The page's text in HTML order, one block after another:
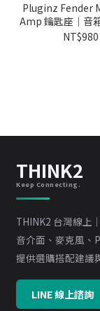
Pluginz Fender
Amp 鑰匙座｜音
座
NT$980
THINK2
Keep Connecting.
THINK2 台灣線上
音介面、麥克風、
提供選購搭配建議
LINE 線上諮詢